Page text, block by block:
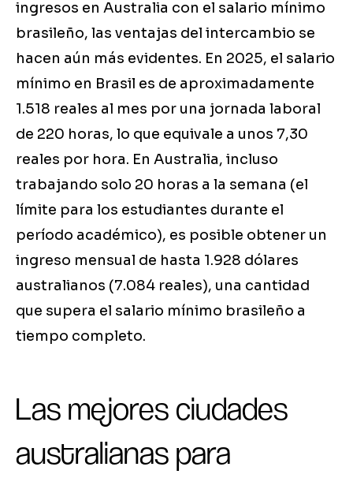
ingresos en Australia con el salario mínimo
brasileño, las ventajas del intercambio se
hacen aún más evidentes. En 2025, el salario
mínimo en Brasil es de aproximadamente
1.518 reales al mes por una jornada laboral
de 220 horas, lo que equivale a unos 7,30
reales por hora. En Australia, incluso
trabajando solo 20 horas a la semana (el
límite para los estudiantes durante el
período académico), es posible obtener un
ingreso mensual de hasta 1.928 dólares
australianos (7.084 reales), una cantidad
que supera el salario mínimo brasileño a
tiempo completo.
Las mejores ciudades
australianas para